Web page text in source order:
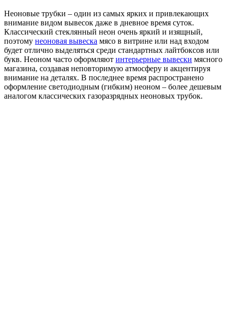
Неоновые трубки – один из самых ярких и привлекающих
внимание видом вывесок даже в дневное время суток.
Классический стеклянный неон очень яркий и изящный,
поэтому неоновая вывеска мясо в витрине или над входом
будет отлично выделяться среди стандартных лайтбоксов или
букв. Неоном часто оформляют интерьерные вывески мясного
магазина, создавая неповторимую атмосферу и акцентируя
внимание на деталях. В последнее время распространено
оформление светодиодным (гибким) неоном – более дешевым
аналогом классических газоразрядных неоновых трубок.